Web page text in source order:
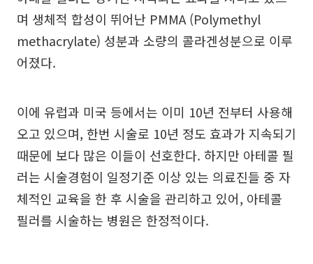
며 생체적 합성이 뛰어난 PMMA (Polymethyl
methacrylate) 성분과 소량의 콜라겐성분으로 이루
어졌다.
이에 유럽과 미국 등에서는 이미 10년 전부터 사용해
오고 있으며, 한번 시술로 10년 정도 효과가 지속되기
때문에 보다 많은 이들이 선호한다. 하지만 아테콜 필
러는 시술경험이 일정기준 이상 있는 의료진들 중 자
체적인 교육을 한 후 시술을 관리하고 있어, 아테콜
필러를 시술하는 병원은 한정적이다.